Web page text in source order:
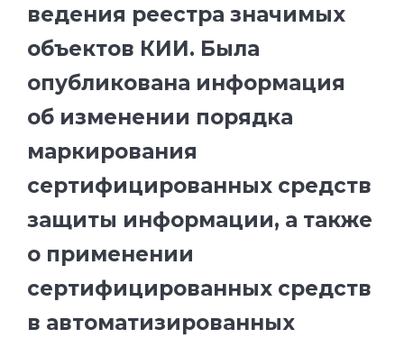
ведения реестра значимых
объектов КИИ. Была
опубликована информация
об изменении порядка
маркирования
сертифицированных средств
защиты информации, а также
о применении
сертифицированных средств
в автоматизированных